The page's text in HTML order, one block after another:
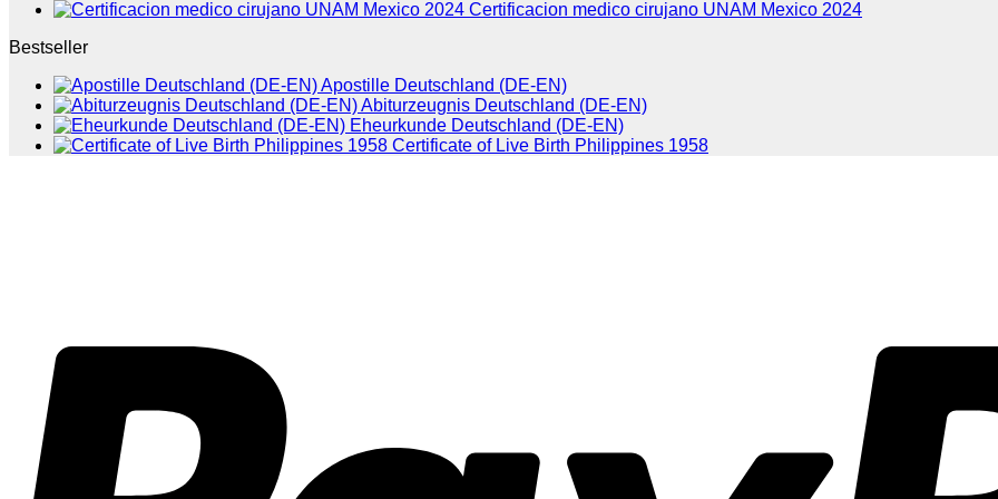
Certificacion medico cirujano UNAM Mexico 2024
Bestseller
Apostille Deutschland (DE-EN)
Abiturzeugnis Deutschland (DE-EN)
Eheurkunde Deutschland (DE-EN)
Certificate of Live Birth Philippines 1958